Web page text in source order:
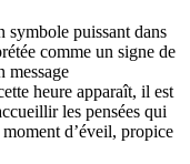
symbole puissant dans
comme un signe de
message
heure apparaît, il est
les pensées qui
d’éveil, propice